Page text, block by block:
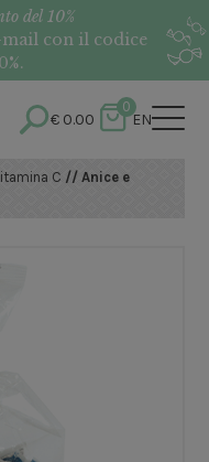
del 10%
con il codice
€0.00
0
EN
C // Anice e